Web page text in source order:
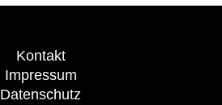
Kontakt
Impressum
Datenschutz